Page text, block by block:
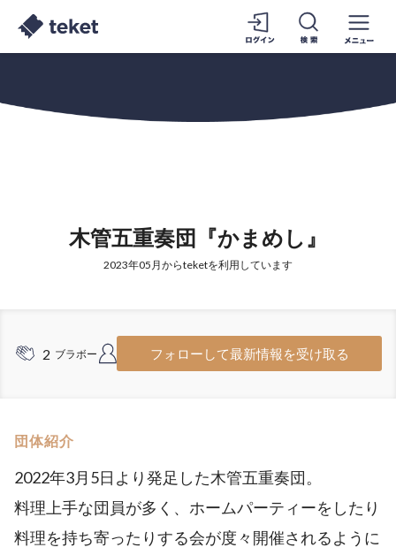
木管五重奏団『かまめし』
2023年05月からteketを利用しています
2 ブラボー フォロワー
フォローして最新情報を受け取る
団体紹介
2022年3月5日より発足した木管五重奏団。
料理上手な団員が多く、ホームパーティーをしたり
料理を持ち寄ったりする会が度々開催されるように